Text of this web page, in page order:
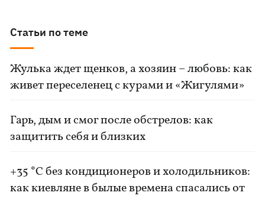
Статьи по теме
Жулька ждет щенков, а хозяин – любовь: как
живет переселенец с курами и «Жигулями»
Гарь, дым и смог после обстрелов: как
защитить себя и близких
+35 °C без кондиционеров и холодильников:
как киевляне в былые времена спасались от